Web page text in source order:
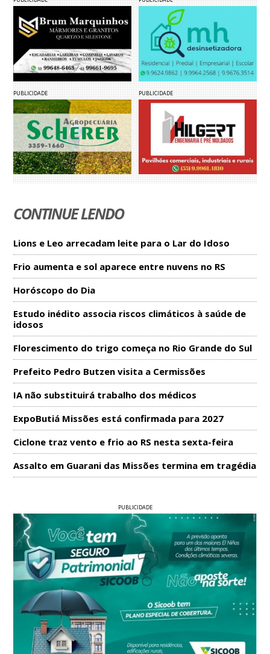
PUBLICIDADE PUBLICIDADE
CONTINUE LENDO
Lions e Leo arrecadam leite para o Lar do Idoso
Frio aumenta e sol aparece entre nuvens no RS
Horóscopo do Dia
Estudo inédito associa riscos climáticos à saúde de
idosos
Florescimento do trigo começa no Rio Grande do Sul
Prefeito Pedro Butzen visita a Cermissões
IA não substituirá trabalho dos médicos
ExpoButiá Missões está confirmada para 2027
Ciclone traz vento e frio ao RS nesta sexta-feira
Assalto em Guarani das Missões termina em tragédia
PUBLICIDADE